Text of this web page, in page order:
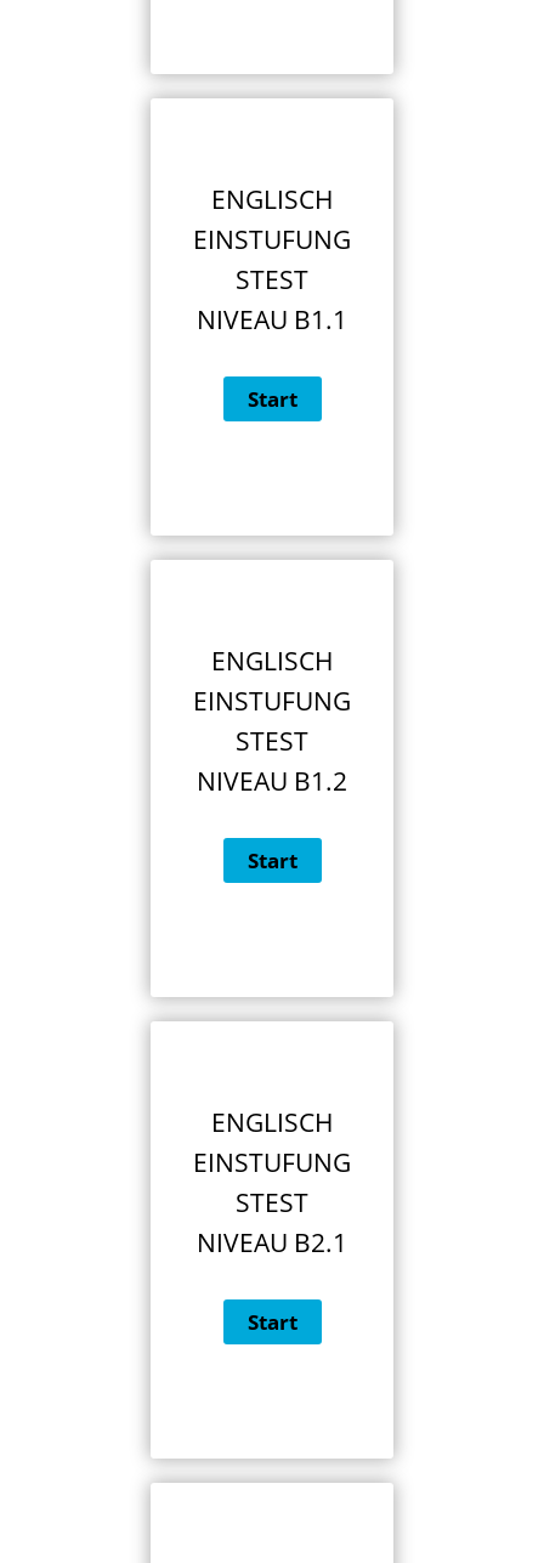
ENGLISCH
EINSTUFUNG
STEST
NIVEAU B1.1
ENGLISCH
EINSTUFUNG
STEST
NIVEAU B1.2
ENGLISCH
EINSTUFUNG
STEST
NIVEAU B2.1